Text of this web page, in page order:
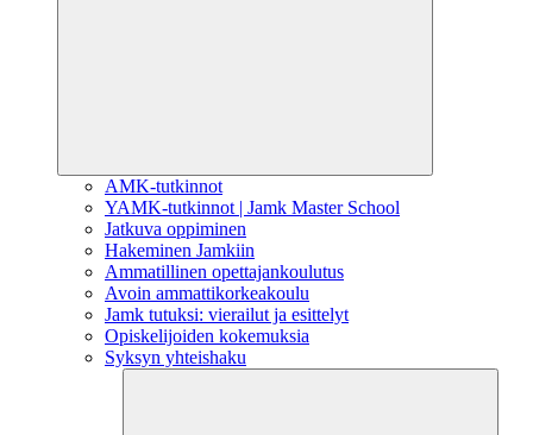
AMK-tutkinnot
YAMK-tutkinnot | Jamk Master School
Jatkuva oppiminen
Hakeminen Jamkiin
Ammatillinen opettajankoulutus
Avoin ammattikorkeakoulu
Jamk tutuksi: vierailut ja esittelyt
Opiskelijoiden kokemuksia
Syksyn yhteishaku